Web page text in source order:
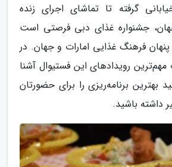
گرفته تا تماشای اجرای زنده
جشنواره غذای دبی فرصتی است
فرهنگ غذایی امارات و جهان. در
مهم‌ترین رویدادهای این فستیوال آشنا
بهترین برنامه‌ریزی را برای حضورتان
داشته باشید.